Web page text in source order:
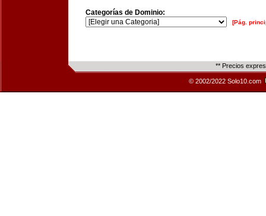
Categorías de Dominio:
[Pág.
** Precios
© 2002/2022 Solo10.com